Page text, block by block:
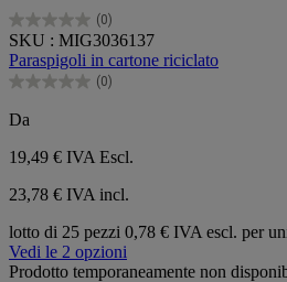
(0)
0.0
su
5
stelle.
SKU : MIG3036137
Paraspigoli in cartone riciclato
(0)
0.0
su
5
stelle.
Da
19,49 € IVA Escl.
23,78 € IVA incl.
lotto di 25 pezzi 0,78 € IVA escl. per
Vedi le 2 opzioni
Prodotto temporaneamente non